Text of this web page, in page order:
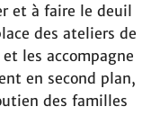
et à faire le deuil
des ateliers de
les accompagne
en second plan,
des familles